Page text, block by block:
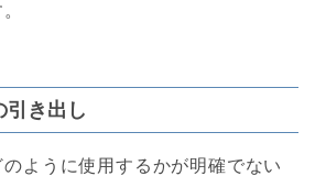
引き出し
ように使用するかが明確でない